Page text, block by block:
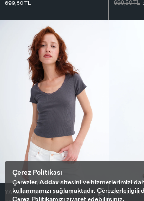
699,50TL
699,50TL
YAKASI DANTELLI T-SHIRT P19818
MINI
Çerez Politikası
Çerezler,Addaxsitesini ve hizmetlerimizi
kullanmamızı sağlamaktadır. Çerezlerle ilgili
Çerez Politikamızı ziyaret edebilirsiniz.